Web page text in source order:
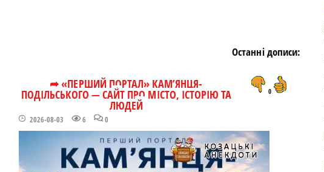
Останні дописи:
➦ «ПЕРШИЙ ПОРТАЛ» КАМ’ЯНЦЯ-
ПОДІЛЬСЬКОГО — САЙТ ПРО МІСТО, ІСТОРІЮ ТА
ЛЮДЕЙ
2026-08-03 6 0
0